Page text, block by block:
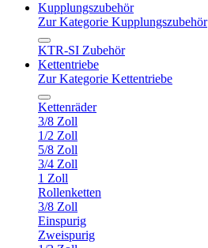
Kupplungszubehör
Zur Kategorie Kupplungszubehör
KTR-SI Zubehör
Kettentriebe
Zur Kategorie Kettentriebe
Kettenräder
3/8 Zoll
1/2 Zoll
5/8 Zoll
3/4 Zoll
1 Zoll
Rollenketten
3/8 Zoll
Einspurig
Zweispurig